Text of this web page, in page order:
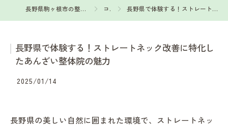
長野県駒ヶ根市の整体なら頭痛専門 あんざい整体院 コラム 長野県で体験する！ストレートネック改善に特化したあんざい整体院の魅力
長野県で体験する！ストレートネック改善に特化し
たあんざい整体院の魅力
2025/01/14
長野県の美しい自然に囲まれた環境で、ストレートネッ